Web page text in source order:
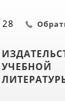
УЧЕБНОЙ